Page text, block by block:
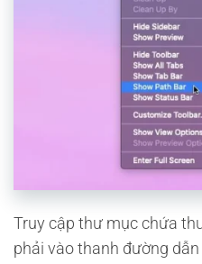
Truy cập thư mục chứa
phải vào thanh đường dẫn